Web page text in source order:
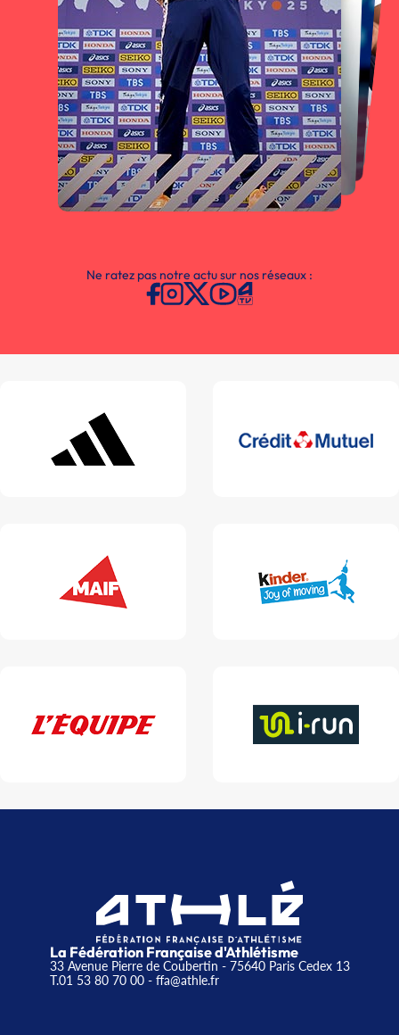
Ne ratez pas notre actu sur nos réseaux :
La Fédération Française d'Athlétisme
33 Avenue Pierre de Coubertin - 75640 Paris Cedex 13
T.01 53 80 70 00- ffa@athle.fr